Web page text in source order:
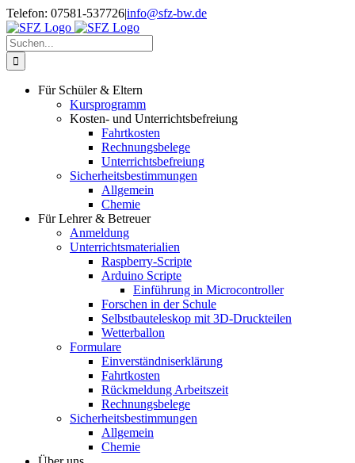
Zum
Inhalt
springen
Telefon: 07581-537726|info@sfz-bw.de
Suche
nach:
Für Schüler & Eltern
Kursprogramm
Kosten- und Unterrichtsbefreiung
Fahrtkosten
Rechnungsbelege
Unterrichtsbefreiung
Sicherheitsbestimmungen
Allgemein
Chemie
Für Lehrer & Betreuer
Anmeldung
Unterrichtsmaterialien
Raspberry-Scripte
Arduino Scripte
Einführung in Microcontroller
Forschen in der Schule
Selbstbauteleskop mit 3D-Druckteilen
Wetterballon
Formulare
Einverständniserklärung
Fahrtkosten
Rückmeldung Arbeitszeit
Rechnungsbelege
Sicherheitsbestimmungen
Allgemein
Chemie